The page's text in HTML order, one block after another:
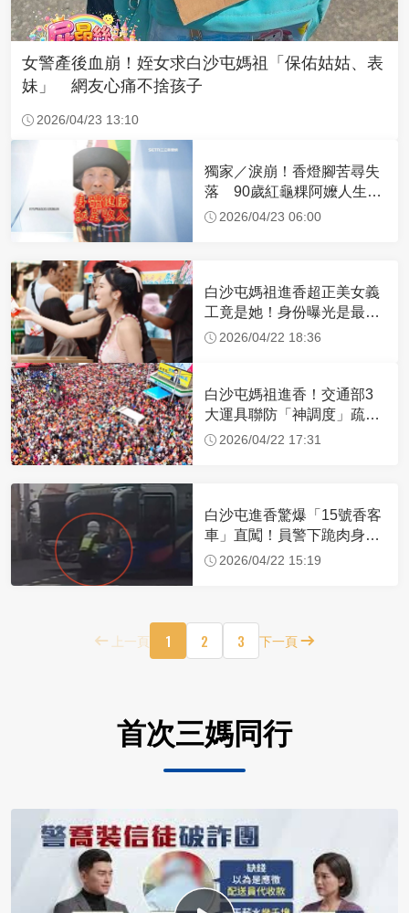
女警產後血崩！姪女求白沙屯媽祖「保佑姑姑、表
妹」 網友心痛不捨孩子
2026/04/23 13:10
獨家／淚崩！香燈腳苦尋失
落 90歲紅龜粿阿嬤人生謝
幕2026/04/23 06:00
白沙屯媽祖進香超正美女義
工竟是她！身份曝光是最美
禮生 一輩子不結婚
2026/04/22 18:36
白沙屯媽祖進香！交通部3
大運具聯防「神調度」疏運
32.1萬創新高
2026/04/22 17:31
白沙屯進香驚爆「15號香客
車」直闖！員警下跪肉身擋
車：讓行人先過
2026/04/22 15:19
上一頁 1 2 3 下一頁
首次三媽同行